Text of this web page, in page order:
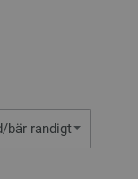
bär randigt